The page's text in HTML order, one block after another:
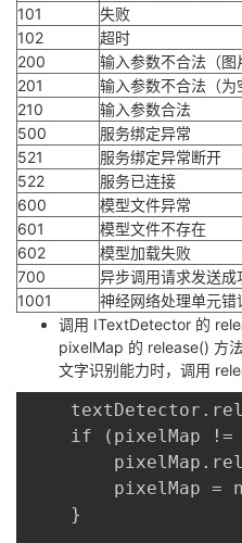
101
失败
102
超时
200
输入参数不合法（图
201
输入参数不合法（为
210
输入参数合法
500
服务绑定异常
521
服务绑定异常断开
522
服务已连接
600
模型文件异常
601
模型文件不存在
602
模型加载失败
700
异步调用请求发送成
1001
神经网络处理单元错
调用 ITextDetector 的
pixelMap 的 release() 方
文字识别能力时，调用